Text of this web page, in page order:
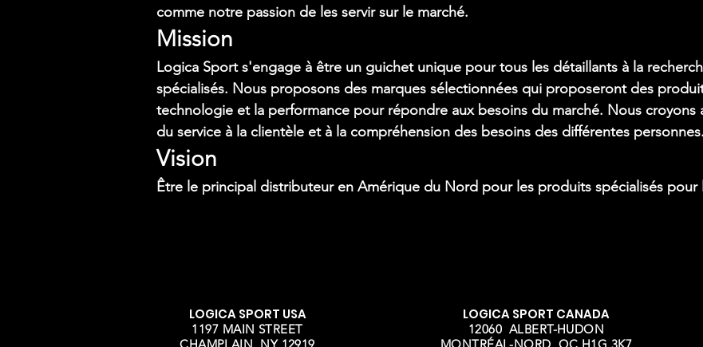
comme notre passion de les servir sur le marché.
Mission
Logica Sport s'engage à être un guichet unique pour tous les détaillants à la
spécialisés. Nous proposons des marques sélectionnées qui proposeront des
technologie et la performance pour répondre aux besoins du marché. Nous croyons
du service à la clientèle et à la compréhension des besoins des différentes personnes.
Vision
Être le principal distributeur en Amérique du Nord pour les produits spécialisés
LOGICA SPORT USA
1197 MAIN STREET
LOGICA SPORT CANADA
12060 ALBERT-HUDON